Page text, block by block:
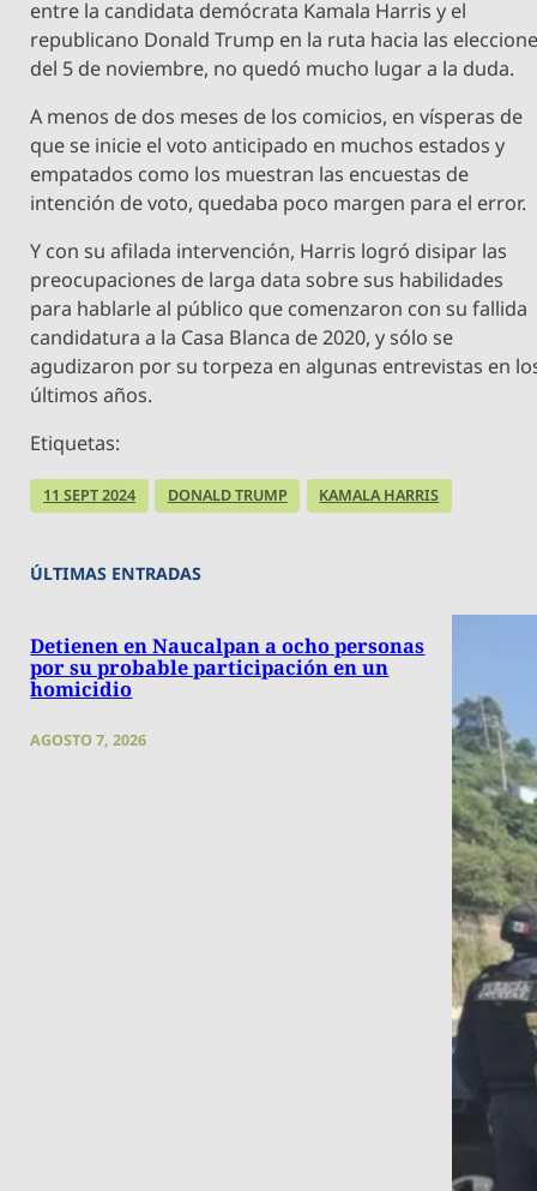
entre la candidata demócrata Kamala Harris y el
republicano Donald Trump en la ruta hacia las
del 5 de noviembre, no quedó mucho lugar a la duda.
A menos de dos meses de los comicios, en vísperas de
que se inicie el voto anticipado en muchos estados y
empatados como los muestran las encuestas de
intención de voto, quedaba poco margen para el error.
Y con su afilada intervención, Harris logró disipar las
preocupaciones de larga data sobre sus habilidades
para hablarle al público que comenzaron con su fallida
candidatura a la Casa Blanca de 2020, y sólo se
agudizaron por su torpeza en algunas entrevistas en
últimos años.
Etiquetas:
11 SEPT 2024 DONALD TRUMP KAMALA HARRIS
ÚLTIMAS ENTRADAS
Detienen en Naucalpan a ocho personas
por su probable participación en un
homicidio
AGOSTO 7, 2026